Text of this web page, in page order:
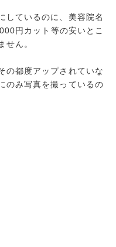
しているのに、美容院名
円カット等の安いとこ
せん。
の都度アップされていな
のみ写真を撮っているの